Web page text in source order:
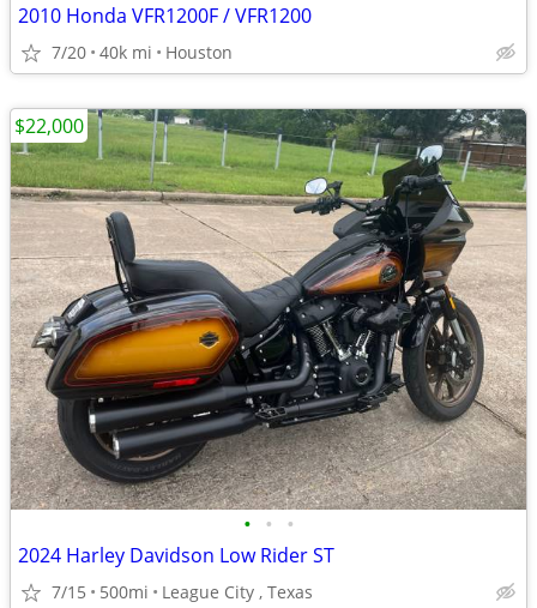
2010 Honda VFR1200F / VFR1200
7/20 40k mi Houston
• • •
2024 Harley Davidson Low Rider ST
7/15 500mi League City , Texas
$22,000